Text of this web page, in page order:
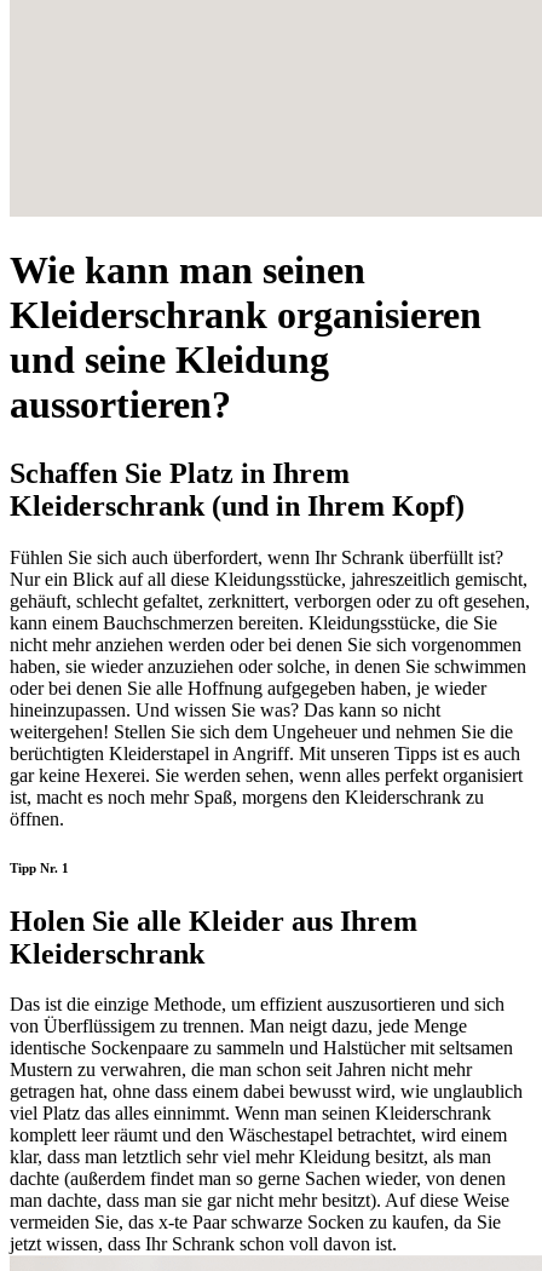
Wie kann man seinen
Kleiderschrank organisieren
und seine Kleidung
aussortieren?
Schaffen Sie Platz in Ihrem
Kleiderschrank (und in Ihrem Kopf)
Fühlen Sie sich auch überfordert, wenn Ihr Schrank überfüllt ist?
Nur ein Blick auf all diese Kleidungsstücke, jahreszeitlich gemischt,
gehäuft, schlecht gefaltet, zerknittert, verborgen oder zu oft gesehen,
kann einem Bauchschmerzen bereiten. Kleidungsstücke, die Sie
nicht mehr anziehen werden oder bei denen Sie sich vorgenommen
haben, sie wieder anzuziehen oder solche, in denen Sie schwimmen
oder bei denen Sie alle Hoffnung aufgegeben haben, je wieder
hineinzupassen. Und wissen Sie was? Das kann so nicht
weitergehen! Stellen Sie sich dem Ungeheuer und nehmen Sie die
berüchtigten Kleiderstapel in Angriff. Mit unseren Tipps ist es auch
gar keine Hexerei. Sie werden sehen, wenn alles perfekt organisiert
ist, macht es noch mehr Spaß, morgens den Kleiderschrank zu
öffnen.
Tipp Nr. 1
Holen Sie alle Kleider aus Ihrem
Kleiderschrank
Das ist die einzige Methode, um effizient auszusortieren und sich
von Überflüssigem zu trennen. Man neigt dazu, jede Menge
identische Sockenpaare zu sammeln und Halstücher mit seltsamen
Mustern zu verwahren, die man schon seit Jahren nicht mehr
getragen hat, ohne dass einem dabei bewusst wird, wie unglaublich
viel Platz das alles einnimmt. Wenn man seinen Kleiderschrank
komplett leer räumt und den Wäschestapel betrachtet, wird einem
klar, dass man letztlich sehr viel mehr Kleidung besitzt, als man
dachte (außerdem findet man so gerne Sachen wieder, von denen
man dachte, dass man sie gar nicht mehr besitzt). Auf diese Weise
vermeiden Sie, das x-te Paar schwarze Socken zu kaufen, da Sie
jetzt wissen, dass Ihr Schrank schon voll davon ist.